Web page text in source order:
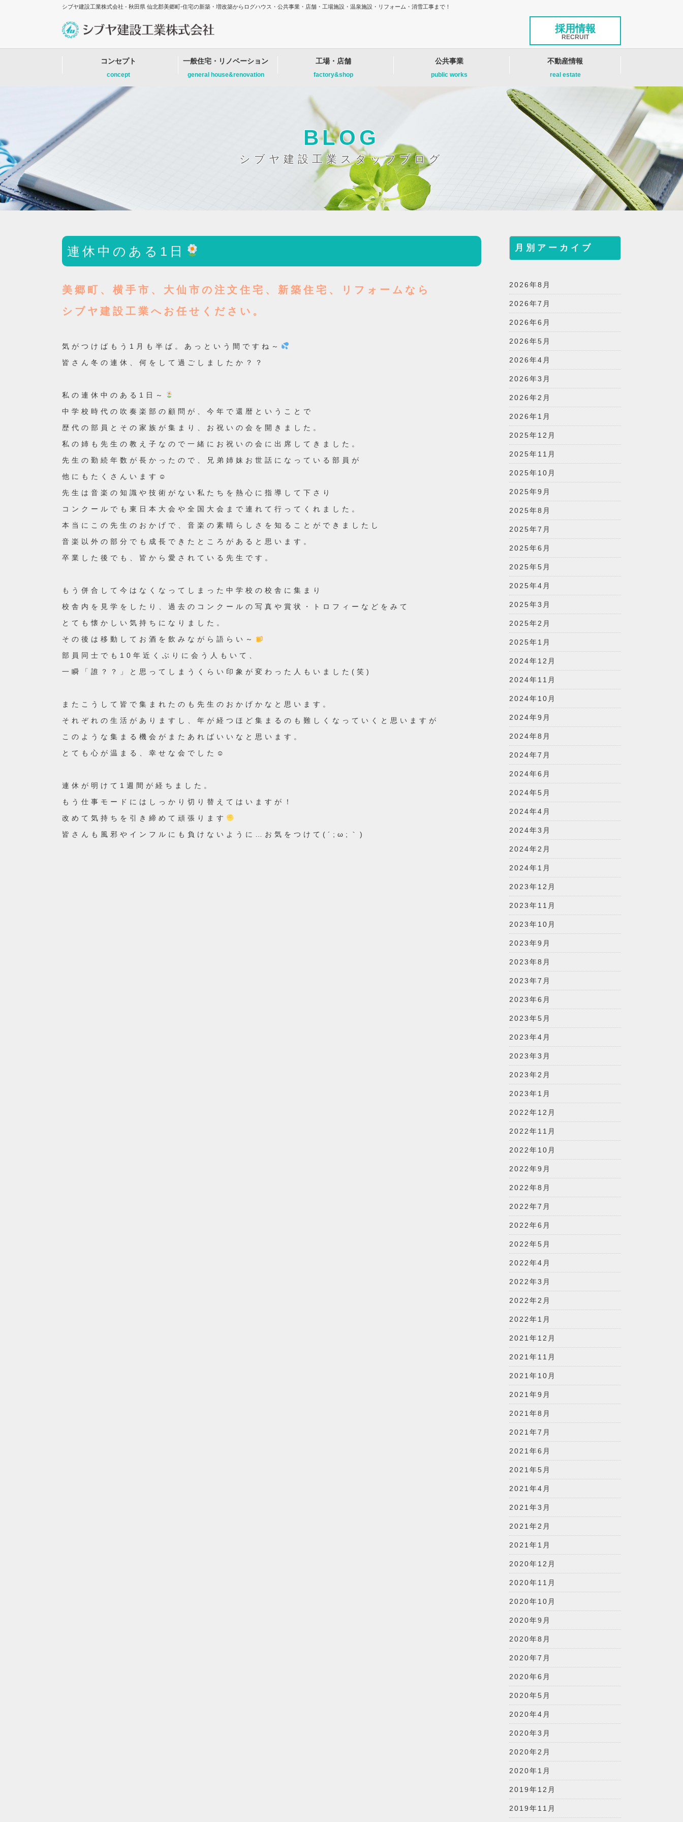
シブヤ建設工業株式会社 - 秋田県 仙北郡美郷町-住宅の新築・増改築からログハウス・公共事業・店舗・工場施設・温泉施設・リフォーム・消雪工事まで！
採用情報
RECRUIT
コンセプト
concept
一般住宅・リノベーション
general house&renovation
工場・店舗
factory&shop
公共事業
public works
不動産情報
real estate
BLOG
シブヤ建設工業スタッフブログ
連休中のある1日
美郷町、横手市、大仙市の注文住宅、新築住宅、リフォームなら
シブヤ建設工業へお任せください。
気がつけばもう1月も半ば。あっという間ですね～
皆さん冬の連休、何をして過ごしましたか？？
私の連休中のある1日～
中学校時代の吹奏楽部の顧問が、今年で還暦ということで
歴代の部員とその家族が集まり、お祝いの会を開きました。
私の姉も先生の教え子なので一緒にお祝いの会に出席してきました。
先生の勤続年数が長かったので、兄弟姉妹お世話になっている部員が
他にもたくさんいます☺
先生は音楽の知識や技術がない私たちを熱心に指導して下さり
コンクールでも東日本大会や全国大会まで連れて行ってくれました。
本当にこの先生のおかげで、音楽の素晴らしさを知ることができましたし
音楽以外の部分でも成長できたところがあると思います。
卒業した後でも、皆から愛されている先生です。
もう併合して今はなくなってしまった中学校の校舎に集まり
校舎内を見学をしたり、過去のコンクールの写真や賞状・トロフィーなどをみて
とても懐かしい気持ちになりました。
その後は移動してお酒を飲みながら語らい～
部員同士でも10年近くぶりに会う人もいて、
一瞬「誰？？」と思ってしまうくらい印象が変わった人もいました(笑)
またこうして皆で集まれたのも先生のおかげかなと思います。
それぞれの生活がありますし、年が経つほど集まるのも難しくなっていくと思いますが
このような集まる機会がまたあればいいなと思います。
とても心が温まる、幸せな会でした☺
連休が明けて1週間が経ちました。
もう仕事モードにはしっかり切り替えてはいますが！
改めて気持ちを引き締めて頑張ります
皆さんも風邪やインフルにも負けないように…お気をつけて(´;ω;｀)
月別アーカイブ
2026年8月
2026年7月
2026年6月
2026年5月
2026年4月
2026年3月
2026年2月
2026年1月
2025年12月
2025年11月
2025年10月
2025年9月
2025年8月
2025年7月
2025年6月
2025年5月
2025年4月
2025年3月
2025年2月
2025年1月
2024年12月
2024年11月
2024年10月
2024年9月
2024年8月
2024年7月
2024年6月
2024年5月
2024年4月
2024年3月
2024年2月
2024年1月
2023年12月
2023年11月
2023年10月
2023年9月
2023年8月
2023年7月
2023年6月
2023年5月
2023年4月
2023年3月
2023年2月
2023年1月
2022年12月
2022年11月
2022年10月
2022年9月
2022年8月
2022年7月
2022年6月
2022年5月
2022年4月
2022年3月
2022年2月
2022年1月
2021年12月
2021年11月
2021年10月
2021年9月
2021年8月
2021年7月
2021年6月
2021年5月
2021年4月
2021年3月
2021年2月
2021年1月
2020年12月
2020年11月
2020年10月
2020年9月
2020年8月
2020年7月
2020年6月
2020年5月
2020年4月
2020年3月
2020年2月
2020年1月
2019年12月
2019年11月